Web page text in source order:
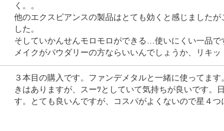
く。。
他のエクスビアンスの製品はとても効くと感じました
した。
そしていかんせんモロモロができる…使いにくい一品で
メイクがパウダリーの方ならいいんでしょうか、リキッ
３本目の購入です。ファンデメタルと一緒に使ってま
きはありますが、スーﾂとしていて気持ちが良いです。
す。とても良いんですが、コスパがよくないので星４つ